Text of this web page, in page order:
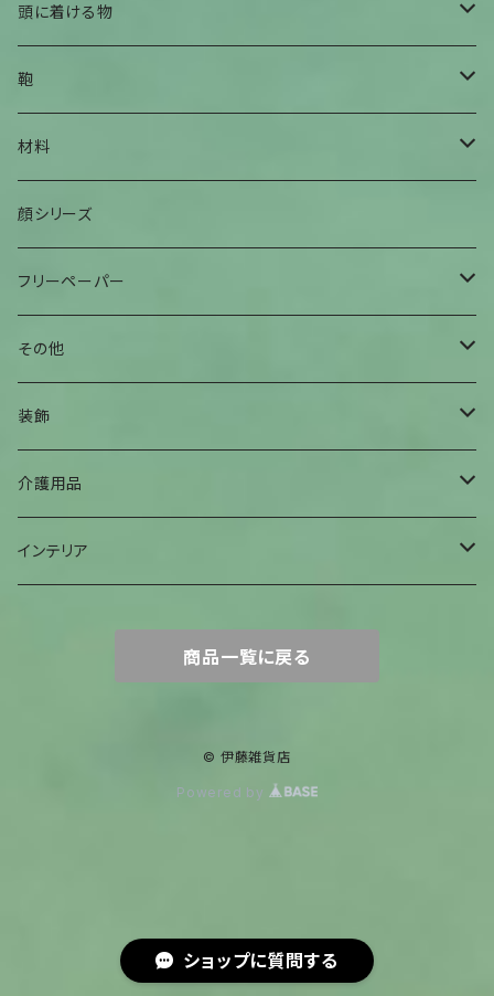
ショップに質問する
全身衣
身上衣
身下衣
肌着
頭に着ける物
帽子
髪留め
巻物
ヘアバンド
鞄
腰鞄
肩掛け鞄
袋物
その他
材料
手染糸
顔シリーズ
フリーペーパー
夕焼けアパート
その他
曼荼羅マース玉
ハンギングインテリア
ヒーリングアイテム
装飾
腕輪
首巻物
介護用品
ウロガードカバー
インテリア
商品一覧に戻る
© 伊藤雑貨店
Powered by